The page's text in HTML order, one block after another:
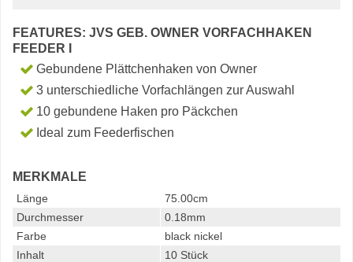
FEATURES: JVS GEB. OWNER VORFACHHAKEN
FEEDER I
Gebundene Plättchenhaken von Owner
3 unterschiedliche Vorfachlängen zur Auswahl
10 gebundene Haken pro Päckchen
Ideal zum Feederfischen
MERKMALE
Länge
75.00cm
Durchmesser
0.18mm
Farbe
black nickel
Inhalt
10 Stück